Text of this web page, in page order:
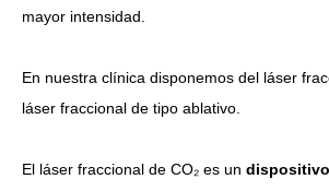
mayor intensidad.
En nuestra clínica disponemos del láser
láser fraccional de tipo ablativo.
El láser fraccional de CO₂ es un